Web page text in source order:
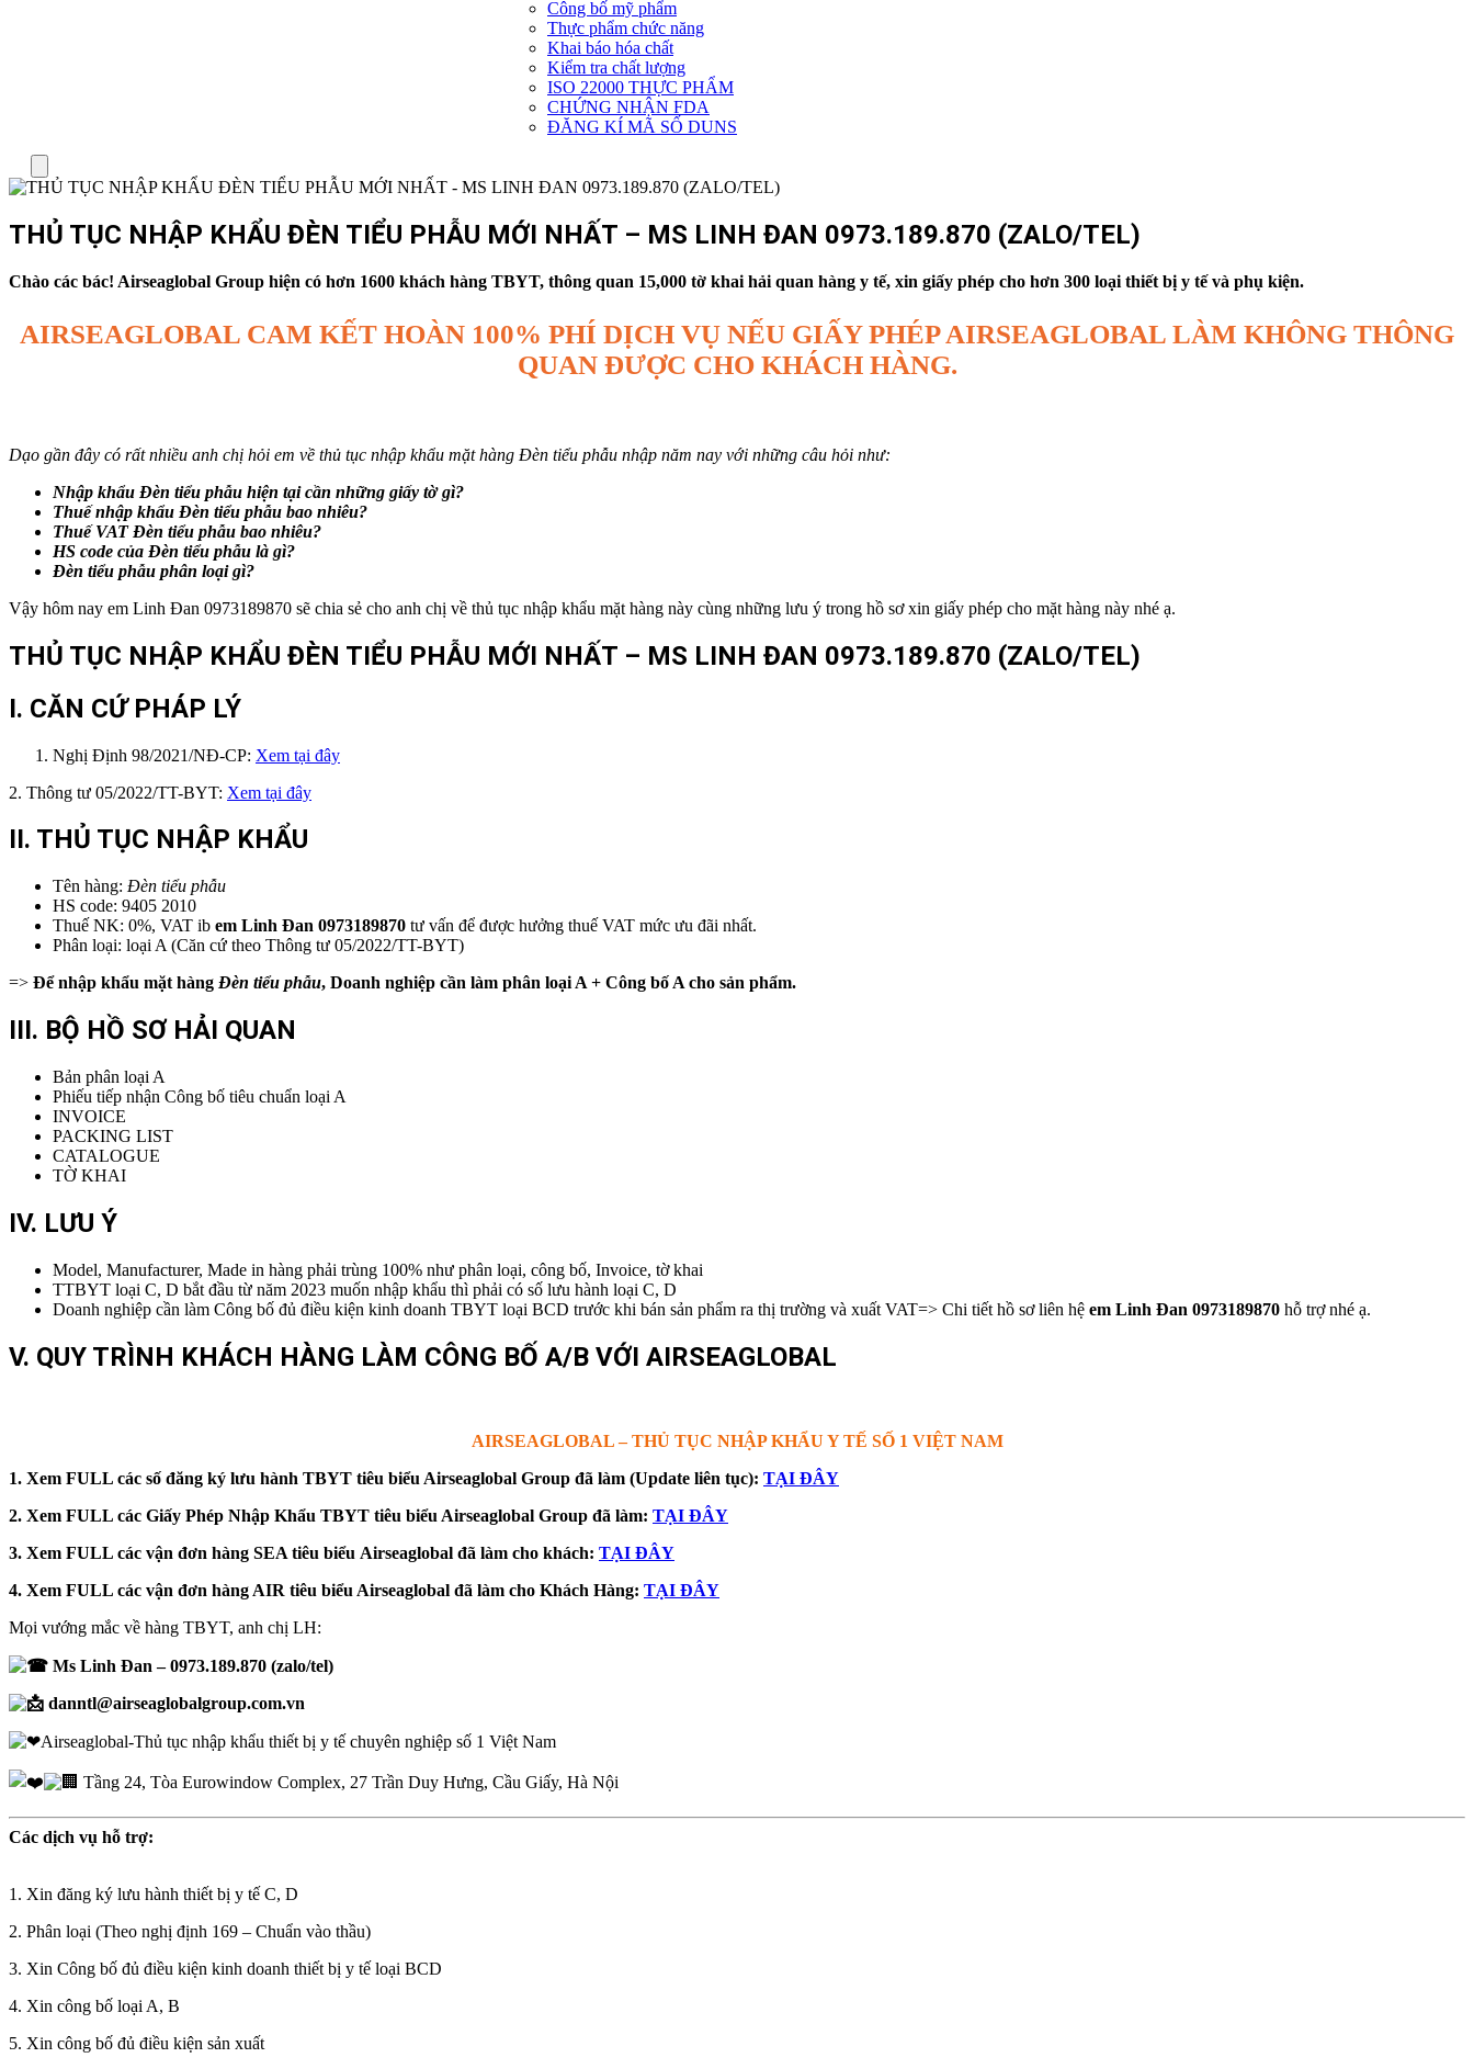
Dịch
vụ
khác
Công bố mỹ phẩm
Thực phẩm chức năng
Khai báo hóa chất
Kiểm tra chất lượng
ISO 22000 THỰC PHẨM
CHỨNG NHẬN FDA
ĐĂNG KÍ MÃ SỐ DUNS
THỦ TỤC NHẬP KHẨU ĐÈN TIỂU PHẪU MỚI NHẤT – MS LINH ĐAN 0973.189.870 (ZALO/TEL)
Chào các bác! Airseaglobal Group hiện có hơn 1600 khách hàng TBYT, thông quan 15,000 tờ khai hải quan hàng y tế, xin giấy phép cho hơn 300 loại thiết bị y tế và phụ kiện.
AIRSEAGLOBAL CAM KẾT HOÀN 100% PHÍ DỊCH VỤ NẾU GIẤY PHÉP AIRSEAGLOBAL LÀM KHÔNG THÔNG
QUAN ĐƯỢC CHO KHÁCH HÀNG.
Dạo gần đây có rất nhiều anh chị hỏi em về thủ tục nhập khẩu mặt hàng Đèn tiểu phẫu nhập năm nay với những câu hỏi như:
Nhập khẩu Đèn tiểu phẫu hiện tại cần những giấy tờ gì?
Thuế nhập khẩu Đèn tiểu phẫu bao nhiêu?
Thuế VATĐèn tiểu phẫu bao nhiêu?
HS code của Đèn tiểu phẫu là gì?
Đèn tiểu phẫu phân loại gì?
Vậy hôm nay em Linh Đan 0973189870 sẽ chia sẻ cho anh chị về thủ tục nhập khẩu mặt hàng này cùng những lưu ý trong hồ sơ xin giấy phép cho mặt hàng này nhé ạ.
THỦ TỤC NHẬP KHẨU ĐÈN TIỂU PHẪU MỚI NHẤT – MS LINH ĐAN 0973.189.870 (ZALO/TEL)
I. CĂN CỨ PHÁP LÝ
Nghị Định 98/2021/NĐ-CP: Xem tại đây
2. Thông tư 05/2022/TT-BYT: Xem tại đây
II. THỦ TỤC NHẬP KHẨU
Tên hàng: Đèn tiểu phẫu
HS code: 9405 2010
Thuế NK: 0%, VAT ib em Linh Đan 0973189870 tư vấn để được hưởng thuế VAT mức ưu đãi nhất.
Phân loại: loại A (Căn cứ theo Thông tư 05/2022/TT-BYT)
=> Để nhập khẩu mặt hàng Đèn tiểu phẫu, Doanh nghiệp cần làm phân loại A + Công bố A cho sản phẩm.
III. BỘ HỒ SƠ HẢI QUAN
Bản phân loại A
Phiếu tiếp nhận Công bố tiêu chuẩn loại A
INVOICE
PACKING LIST
CATALOGUE
TỜ KHAI
IV. LƯU Ý
Model, Manufacturer, Made in hàng phải trùng 100% như phân loại, công bố, Invoice, tờ khai
TTBYT loại C, D bắt đầu từ năm 2023 muốn nhập khẩu thì phải có số lưu hành loại C, D
Doanh nghiệp cần làm Công bố đủ điều kiện kinh doanh TBYT loại BCD trước khi bán sản phẩm ra thị trường và xuất VAT=> Chi tiết hồ sơ liên hệ em Linh Đan 0973189870 hỗ trợ nhé ạ.
V. QUY TRÌNH KHÁCH HÀNG LÀM CÔNG BỐ A/B VỚI AIRSEAGLOBAL
AIRSEAGLOBAL – THỦ TỤC NHẬP KHẨU Y TẾ SỐ 1 VIỆT NAM
1. Xem FULL các số đăng ký lưu hành TBYT tiêu biểu Airseaglobal Group đã làm (Update liên tục): TẠI ĐÂY
2. Xem FULL các Giấy Phép Nhập Khẩu TBYT tiêu biểu Airseaglobal Group đã làm: TẠI ĐÂY
3. Xem FULL các vận đơn hàng SEA tiêu biểu Airseaglobal đã làm cho khách: TẠI ĐÂY
4. Xem FULL các vận đơn hàng AIR tiêu biểu Airseaglobal đã làm cho Khách Hàng: TẠI ĐÂY
Mọi vướng mắc về hàng TBYT, anh chị LH:
Ms Linh Đan – 0973.189.870 (zalo/tel)
danntl@airseaglobalgroup.com.vn
Airseaglobal-Thủ tục nhập khẩu thiết bị y tế chuyên nghiệp số 1 Việt Nam
Tầng 24, Tòa Eurowindow Complex, 27 Trần Duy Hưng, Cầu Giấy, Hà Nội
Các dịch vụ hỗ trợ:
1. Xin đăng ký lưu hành thiết bị y tế C, D
2. Phân loại (Theo nghị định 169 – Chuẩn vào thầu)
3. Xin Công bố đủ điều kiện kinh doanh thiết bị y tế loại BCD
4. Xin công bố loại A, B
5. Xin công bố đủ điều kiện sản xuất